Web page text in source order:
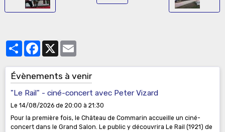
PartagerFacebook
Évènements à venir
"Le Rail" - ciné-concert avec Peter Vizard
Le 14/08/2026 de 20:00 à 21:30
Pour la première fois, le Château de Commarin accueille un ciné-
concert dans le Grand Salon. Le public y découvrira Le Rail (1921) de